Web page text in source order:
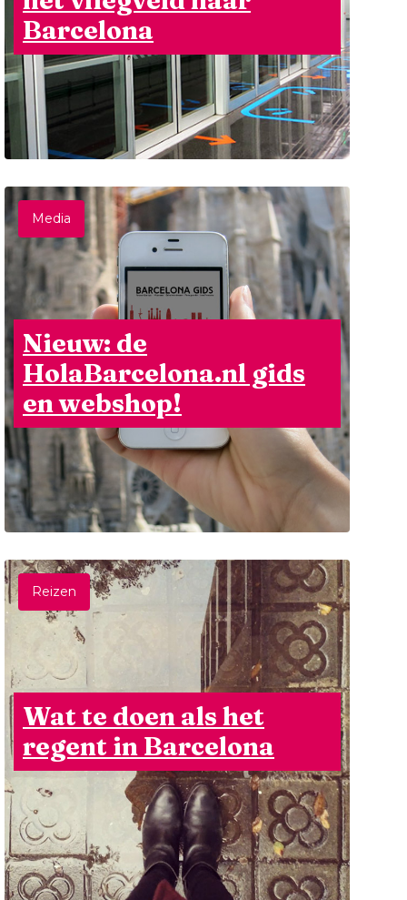
Barcelona
Media
Nieuw: de
HolaBarcelona.nl gids
en webshop!
Reizen
Wat te doen als het
regent in Barcelona